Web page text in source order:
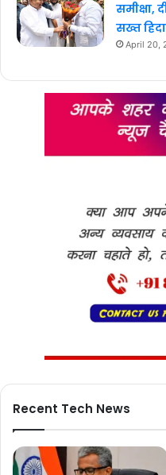
समीक्षा,
सख्त
April 20,
Recent Tech News